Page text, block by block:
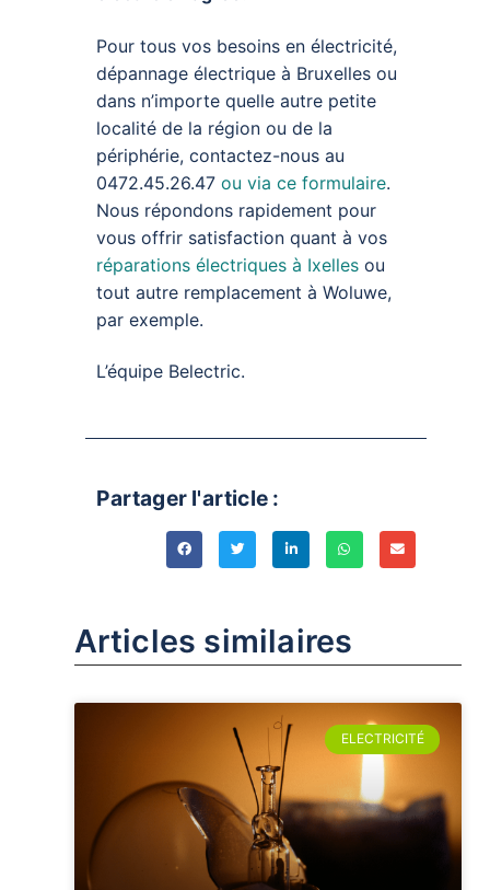
Pour tous vos besoins en électricité,
dépannage électrique à Bruxelles ou
dans n’importe quelle autre petite
localité de la région ou de la
périphérie, contactez-nous au
0472.45.26.47 ou via ce formulaire.
Nous répondons rapidement pour
vous offrir satisfaction quant à vos
réparations électriques à Ixelles ou
tout autre remplacement à Woluwe,
par exemple.
L’équipe Belectric.
Partager l'article :
Articles similaires
ELECTRICITÉ